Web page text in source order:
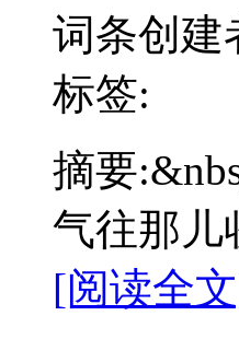
词条创建
标签:
摘要:
气往那儿
[阅读全